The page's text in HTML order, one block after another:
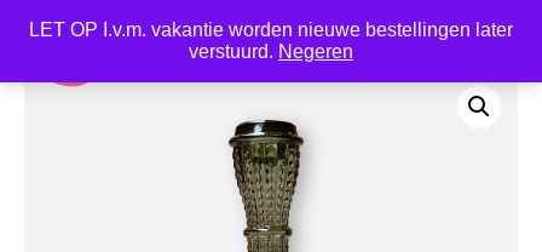
LET OP I.v.m. vakantie worden nieuwe bestellingen later
verstuurd. Negeren